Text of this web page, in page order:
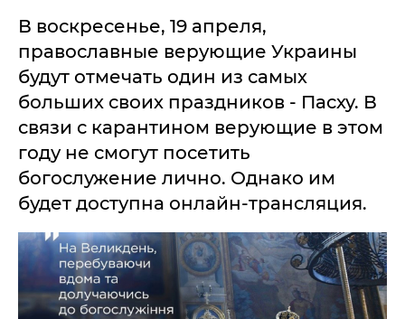
В воскресенье, 19 апреля,
православные верующие Украины
будут отмечать один из самых
больших своих праздников - Пасху. В
связи с карантином верующие в этом
году не смогут посетить
богослужение лично. Однако им
будет доступна онлайн-трансляция.